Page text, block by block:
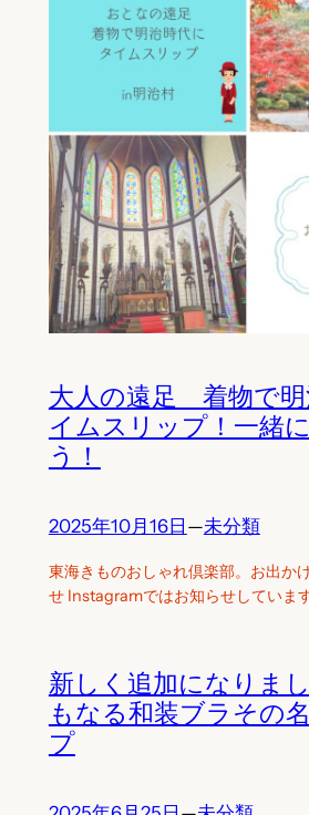
大人の遠足 着物で明
イムスリップ！一緒
う！
2025年10月16日 —未分類
東海きものおしゃれ倶楽部。お出か
せ Instagramではお知らせしていま
新しく追加になりま
もなる和装ブラその
プ